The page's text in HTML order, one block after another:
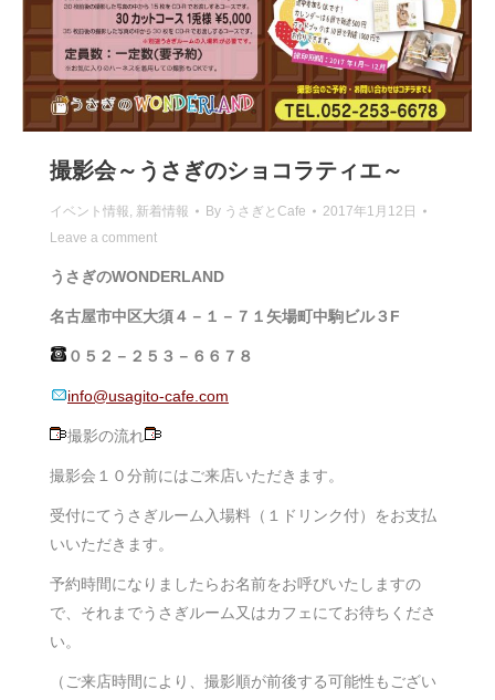
撮影会～うさぎのショコラティエ～
イベント情報, 新着情報 By うさぎとCafe
2017年1月12日
Leave a comment
うさぎのWONDERLAND
名古屋市中区大須４－１－７１矢場町中駒ビル３F
０５２－２５３－６６７８
info@usagito-cafe.com
撮影の流れ
撮影会１０分前にはご来店いただきます。
受付にてうさぎルーム入場料（１ドリンク付）をお支払
いいただきます。
予約時間になりましたらお名前をお呼びいたしますの
で、それまでうさぎルーム又はカフェにてお待ちくださ
い。
（ご来店時間により、撮影順が前後する可能性もござい